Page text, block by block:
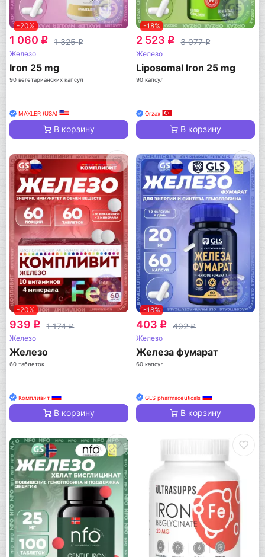
-20%
1 060 q 1 325q
Железо
Iron 25 mg
90 вегетарианских капсул
MAXLER (USA)
В корзину
-18%
2 523 q 3 077q
Железо
Liposomal Iron 25 mg
90 капсул
Orzax
В корзину
-20%
939 q 1 174q
Железо
Железо
60 таблеток
Компливит
В корзину
-18%
403 q 492q
Железо
Железа фумарат
60 капсул
GLS pharmaceuticals
В корзину